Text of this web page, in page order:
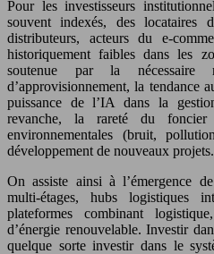
Pour les investisseurs
souvent indexés, des locataires
distributeurs, acteurs du
historiquement faibles dans les
soutenue par la nécessaire
d’approvisionnement, la tendance
puissance de l’IA dans la
revanche, la rareté du
environnementales (bruit,
développement de nouveaux projets.
On assiste ainsi à l’émergence
multi‑étages, hubs logistiques
plateformes combinant
d’énergie renouvelable. Investir
quelque sorte investir dans le